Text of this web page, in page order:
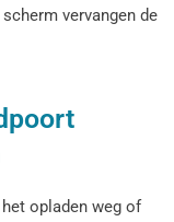
vervangen de
opladen weg of